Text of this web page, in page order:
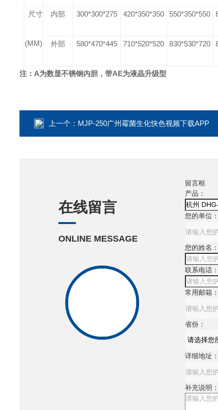
尺寸
(MM)
内部 300*300*275 420*350*350 550*350*550
外部 580*470*445 710*520*520 830*530*720
注：A为数显不锈钢内胆，带AE为液晶升级型
上一个： MJP-250广州霉菌生化快色视频下载APP
在线留言
ONLINE MESSAGE
留言框
产品：
您的单位
您的姓名
联系电话
常用邮箱
省份：
详细地址
补充说明